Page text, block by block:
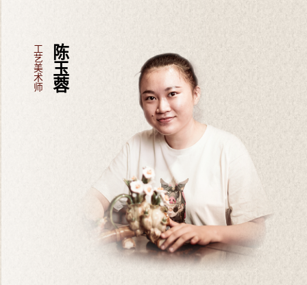
工艺美术师 陈玉蓉